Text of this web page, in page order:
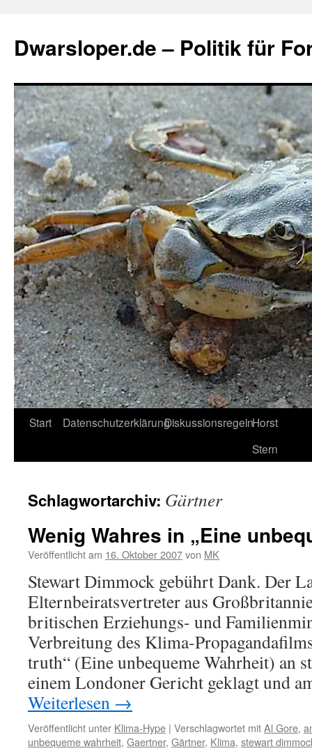
springen
Dwarsloper.de – Politik für
Start DatenschutzerklärungDiskussionsregelnHorst
Stern
Schlagwortarchiv: Gärtner
Wenig Wahres in „Eine
Veröffentlicht am 16. Oktober 2007von MK
Stewart Dimmock gebührt Dank. Der
Elternbeiratsvertreter aus
britischen Erziehungs- und
Verbreitung des Klima-
truth“ (Eine unbequeme Wahrheit) an
einem Londoner Gericht geklagt und
Weiterlesen →
Veröffentlicht unter Klima-Hype | Verschlagwortet mitAl Gore,
unbequeme wahrheit, Gaertner, Gärtner, Klima, stewart